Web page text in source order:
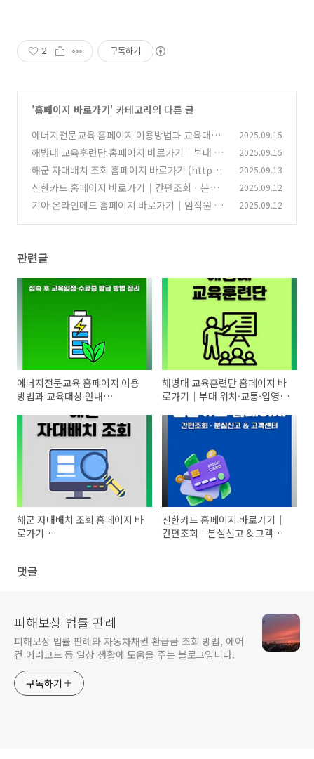
2 구독하기
'홈페이지 바로가기' 카테고리의 다른 글
에너지전문교육 홈페이지 이용방법과 교육대상
안내 (https://edu.energy.or.kr) (0)
2025.09.15
해병대 교육훈련단 홈페이지 바로가기｜부대 위
치·교통·입영 정보
(0)
2025.09.15
해군 자대배치 조회 홈페이지 바로가기 (http
s://www.edunavy.mil.kr:10003)
(0)
2025.09.13
신한카드 홈페이지 바로가기｜간편조회 · 분실
신고 & 고객센터
(0)
2025.09.12
기아 온라인메드 홈페이지 바로가기｜임직원 건
2025.09.12
관련글
에너지전문교육 홈페이지 이용
방법과 교육대상 안내
해병대 교육훈련단 홈페이지 바
로가기｜부대 위치·교통·입영
해군 자대배치 조회 홈페이지 바
로가기
신한카드 홈페이지 바로가기｜
간편조회 · 분실신고 & 고객센
댓글
피해보상 법률 판례
피해보상 법률 판례와 자동차채권 환급금 조회 방법, 에어
컨 에러코드 등 일상 생활에 도움을 주는 블로그입니다.
구독하기